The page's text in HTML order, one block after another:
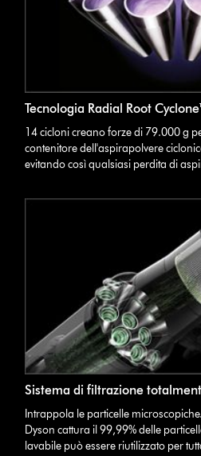
Tecnologia Radial Root
14 cicloni creano forze di 79.000 g
contenitore dell'aspirapolvere
evitando così qualsiasi perdita di
Sistema di filtrazione
Intrappola le particelle
Dyson cattura il 99,99% delle
lavabile può essere riutilizzato per